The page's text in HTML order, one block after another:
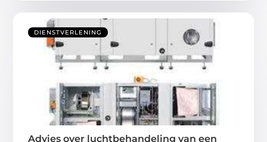
DIENSTVERLENING
Advies over luchtbehandeling van een